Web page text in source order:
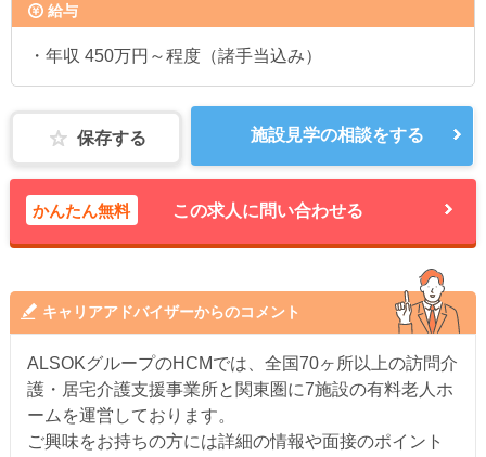
給与
・年収 450万円～程度（諸手当込み）
保存する 施設見学の相談をする
かんたん無料 この求人に問い合わせる
キャリアアドバイザーからのコメント
ALSOKグループのHCMでは、全国70ヶ所以上の訪問介
護・居宅介護支援事業所と関東圏に7施設の有料老人ホ
ームを運営しております。
ご興味をお持ちの方には詳細の情報や面接のポイント